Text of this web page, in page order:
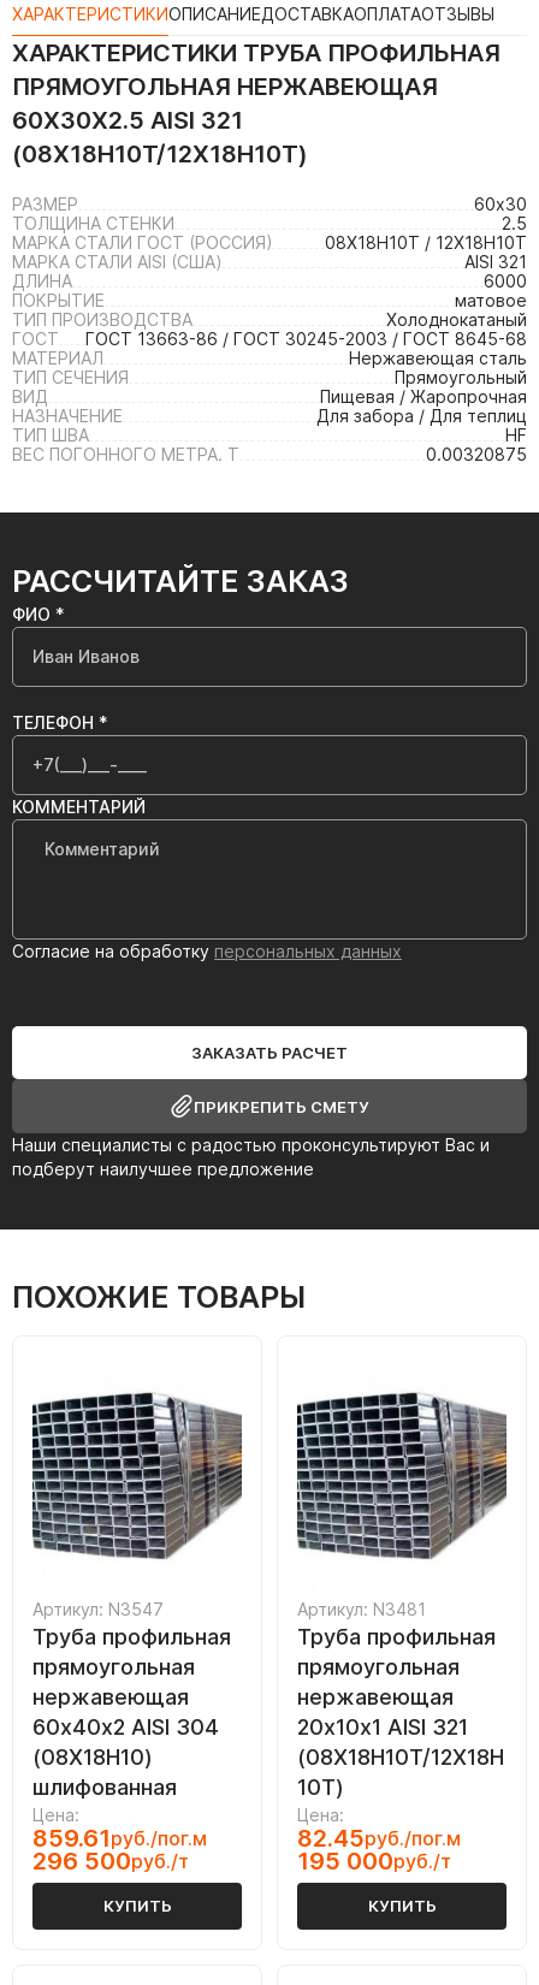
ХАРАКТЕРИСТИКИОПИСАНИЕДОСТАВКАОПЛАТАОТЗЫВЫ
ХАРАКТЕРИСТИКИ ТРУБА ПРОФИЛЬНАЯ
ПРЯМОУГОЛЬНАЯ НЕРЖАВЕЮЩАЯ
60Х30Х2.5 AISI 321
(08Х18Н10Т/12Х18Н10Т)
РАЗМЕР
60х30
ТОЛЩИНА СТЕНКИ
2.5
МАРКА СТАЛИ ГОСТ (РОССИЯ)
08Х18Н10Т / 12Х18Н10Т
МАРКА СТАЛИ AISI (США)
AISI 321
ДЛИНА
6000
ПОКРЫТИЕ
матовое
ТИП ПРОИЗВОДСТВА
Холоднокатаный
ГОСТ
ГОСТ 13663-86 / ГОСТ 30245-2003 / ГОСТ 8645-68
МАТЕРИАЛ
Нержавеющая сталь
ТИП СЕЧЕНИЯ
Прямоугольный
ВИД
Пищевая / Жаропрочная
НАЗНАЧЕНИЕ
Для забора / Для теплиц
ТИП ШВА
HF
ВЕС ПОГОННОГО МЕТРА. Т
0.00320875
РАССЧИТАЙТЕ ЗАКАЗ
Наши специалисты с радостью проконсультируют Вас и
подберут наилучшее предложение
ФИО *
ТЕЛЕФОН *
КОММЕНТАРИЙ
Согласие на обработку персональных данных
ЗАКАЗАТЬ РАСЧЕТ
ПРИКРЕПИТЬ СМЕТУ
ПОХОЖИЕ ТОВАРЫ
Артикул: N3547
Труба профильная
прямоугольная
нержавеющая
60х40х2 AISI 304
(08Х18Н10)
шлифованная
Цена:
859.61руб./пог.м
296 500руб./т
КУПИТЬ
Артикул: N3481
Труба профильная
прямоугольная
нержавеющая
20х10х1 AISI 321
(08Х18Н10Т/12Х18Н
10Т)
Цена:
82.45руб./пог.м
195 000руб./т
КУПИТЬ